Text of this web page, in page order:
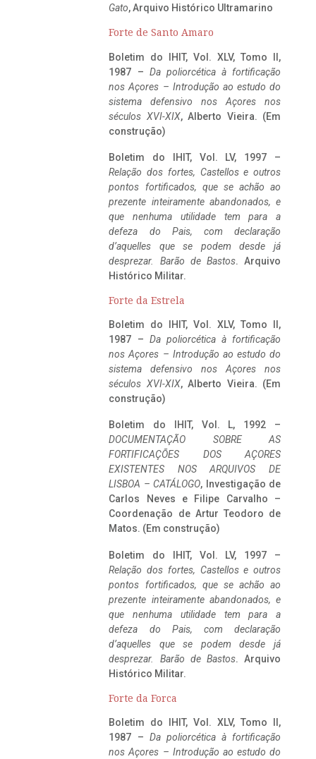
Gato, Arquivo Histórico Ultramarino
Forte de Santo Amaro
Boletim do IHIT, Vol. XLV, Tomo II,
1987 – Da poliorcética à fortificação
nos Açores – Introdução ao estudo do
sistema defensivo nos Açores nos
séculos XVI-XIX, Alberto Vieira. (Em
construção)
Boletim do IHIT, Vol. LV, 1997 –
Relação dos fortes, Castellos e outros
pontos fortificados, que se achão ao
prezente inteiramente abandonados, e
que nenhuma utilidade tem para a
defeza do Pais, com declaração
d’aquelles que se podem desde já
desprezar. Barão de Bastos. Arquivo
Histórico Militar.
Forte da Estrela
Boletim do IHIT, Vol. XLV, Tomo II,
1987 – Da poliorcética à fortificação
nos Açores – Introdução ao estudo do
sistema defensivo nos Açores nos
séculos XVI-XIX, Alberto Vieira. (Em
construção)
Boletim do IHIT, Vol. L, 1992 –
DOCUMENTAÇÃO SOBRE AS
FORTIFICAÇÕES DOS AÇORES
EXISTENTES NOS ARQUIVOS DE
LISBOA – CATÁLOGO, Investigação de
Carlos Neves e Filipe Carvalho –
Coordenação de Artur Teodoro de
Matos. (Em construção)
Boletim do IHIT, Vol. LV, 1997 –
Relação dos fortes, Castellos e outros
pontos fortificados, que se achão ao
prezente inteiramente abandonados, e
que nenhuma utilidade tem para a
defeza do Pais, com declaração
d’aquelles que se podem desde já
desprezar. Barão de Bastos. Arquivo
Histórico Militar.
Forte da Forca
Boletim do IHIT, Vol. XLV, Tomo II,
1987 – Da poliorcética à fortificação
nos Açores – Introdução ao estudo do